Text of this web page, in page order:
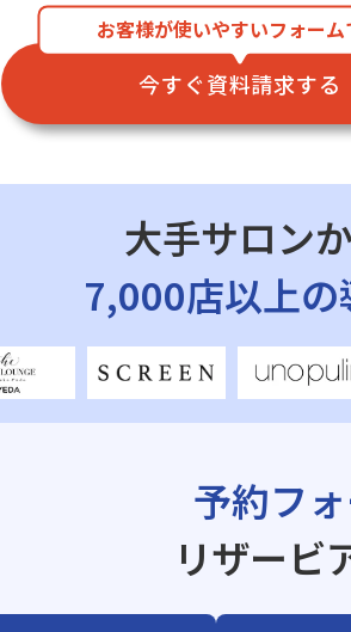
お客様が使いやすいフォーム
今すぐ資料請求する
大手サロン
7,000店以上
予約フ
リザービ